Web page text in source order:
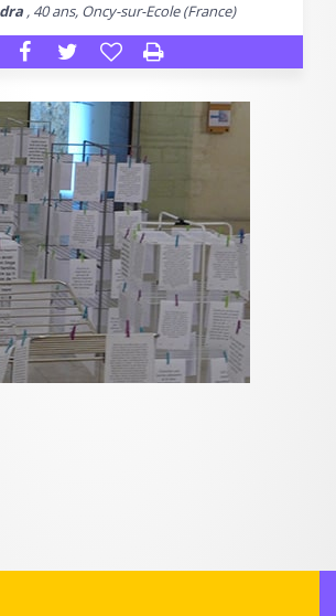
, 40 ans, Oncy-sur-Ecole (France)